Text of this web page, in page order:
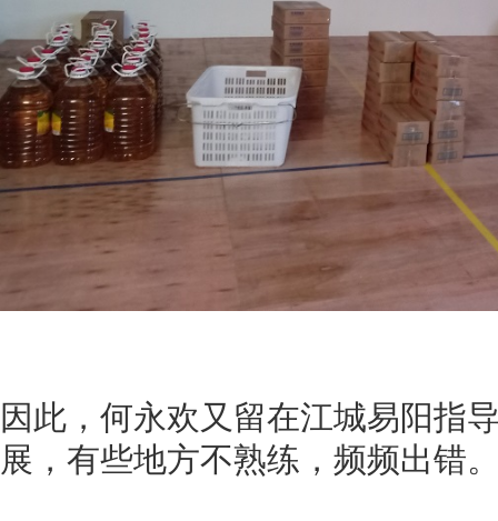
因此，何永欢又留在江城易阳指
展，有些地方不熟练，频频出错